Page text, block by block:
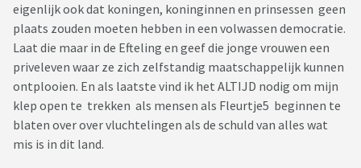
eigenlijk ook dat koningen, koninginnen en prinsessen geen
plaats zouden moeten hebben in een volwassen democratie.
Laat die maar in de Efteling en geef die jonge vrouwen een
priveleven waar ze zich zelfstandig maatschappelijk kunnen
ontplooien. En als laatste vind ik het ALTIJD nodig om mijn
klep open te trekken als mensen als Fleurtje5 beginnen te
blaten over over vluchtelingen als de schuld van alles wat
mis is in dit land.